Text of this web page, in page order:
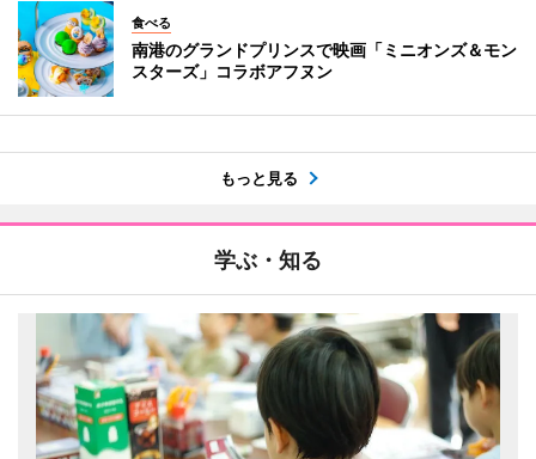
食べる
南港のグランドプリンスで映画「ミニオンズ＆モン
スターズ」コラボアフヌン
もっと見る
学ぶ・知る